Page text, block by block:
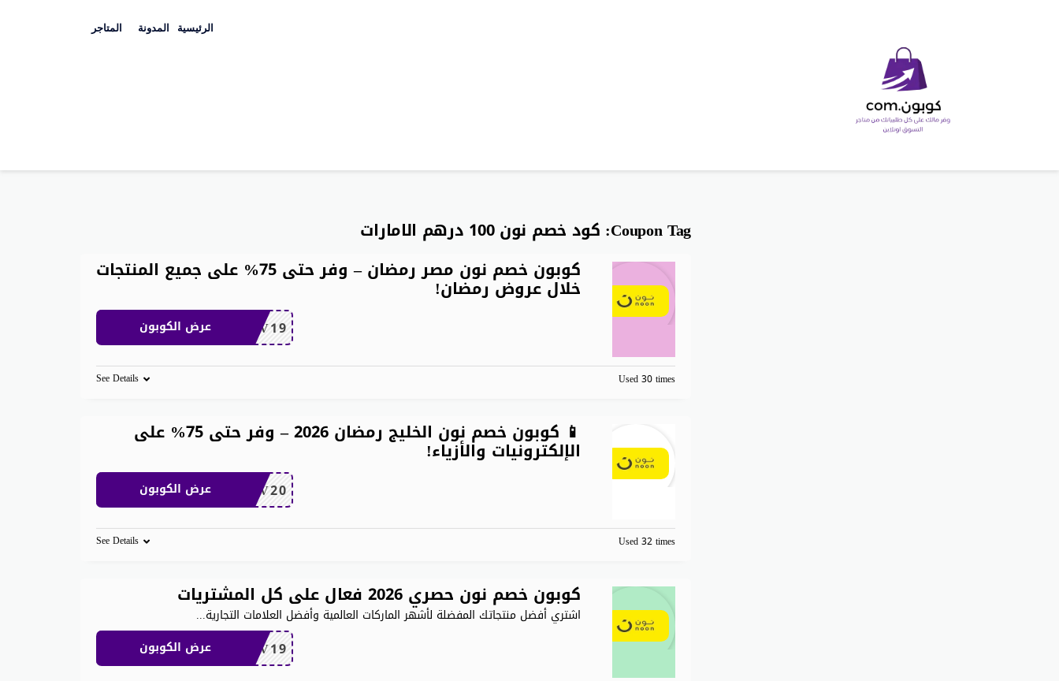
الرئيسية المدونة المتاجر
Coupon Tag: كود خصم نون 100 درهم الامارات
كوبون خصم نون مصر رمضان – وفر حتى 75% على جميع المنتجات
خلال عروض رمضان!
BV19 عرض الكوبون
Used 30 times
See Details
📱 كوبون خصم نون الخليج رمضان 2026 – وفر حتى 75% على
الإلكترونيات والأزياء!
BV20 عرض الكوبون
Used 32 times
See Details
كوبون خصم نون حصري 2026 فعال على كل المشتريات
اشتري أفضل منتجاتك المفضلة لأشهر الماركات العالمية وأفضل العلامات التجارية...
BV19 عرض الكوبون